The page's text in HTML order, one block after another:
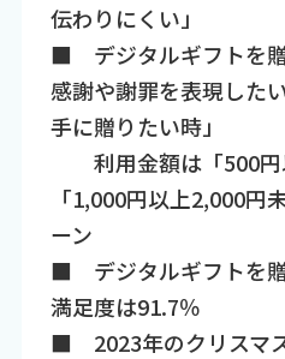
伝わりにくい」
■ デジタルギフトを
感謝や謝罪を表現した
手に贈りたい時」
利用金額は「500円
「1,000円以上2,000円
ーン
■ デジタルギフトを
満足度は91.7％
■ 2023年のクリスマ